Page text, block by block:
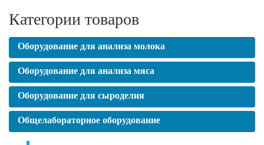
Категории товаров
Оборудование для анализа молока
Оборудование для анализа мяса
Оборудование для сыроделия
Общелабораторное оборудование